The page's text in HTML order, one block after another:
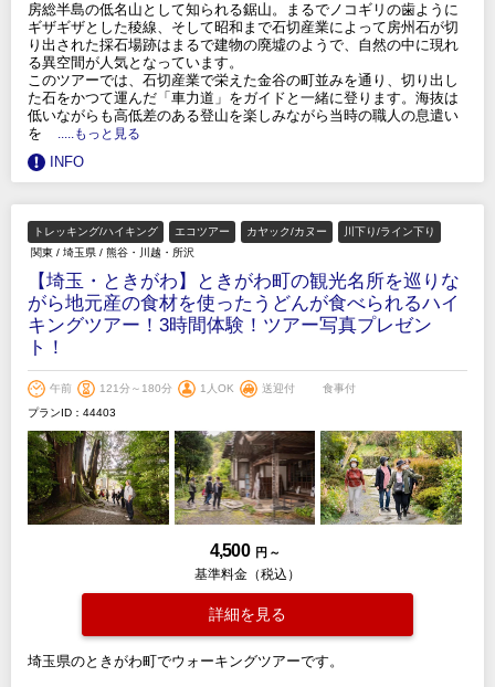
房総半島の低名山として知られる鋸山。まるでノコギリの歯ように
ギザギザとした稜線、そして昭和まで石切産業によって房州石が切
り出された採石場跡はまるで建物の廃墟のようで、自然の中に現れ
る異空間が人気となっています。
このツアーでは、石切産業で栄えた金谷の町並みを通り、切り出し
た石をかつて運んだ「車力道」をガイドと一緒に登ります。海抜は
低いながらも高低差のある登山を楽しみながら当時の職人の息遣い
を
.....もっと見る
INFO
トレッキング/ハイキング エコツアー カヤック/カヌー
川下り/ライン下り
関東 / 埼玉県 / 熊谷・川越・所沢
【埼玉・ときがわ】ときがわ町の観光名所を巡りな
がら地元産の食材を使ったうどんが食べられるハイ
キングツアー！3時間体験！ツアー写真プレゼン
ト！
午前 121分～180分 1人OK 送迎付
食事付
プランID：44403
4,500 円 ～
基準料金（税込）
詳細を見る
埼玉県のときがわ町でウォーキングツアーです。